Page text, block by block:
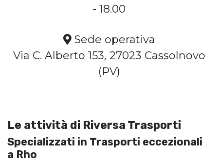
- 18.00
Sede operativa
Via C. Alberto 153, 27023 Cassolnovo
(PV)
Le attività di Riversa Trasporti
Specializzati in Trasporti eccezionali
a Rho